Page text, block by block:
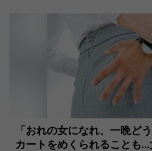
「おれの女になれ、一晩ど
カートをめくられることも